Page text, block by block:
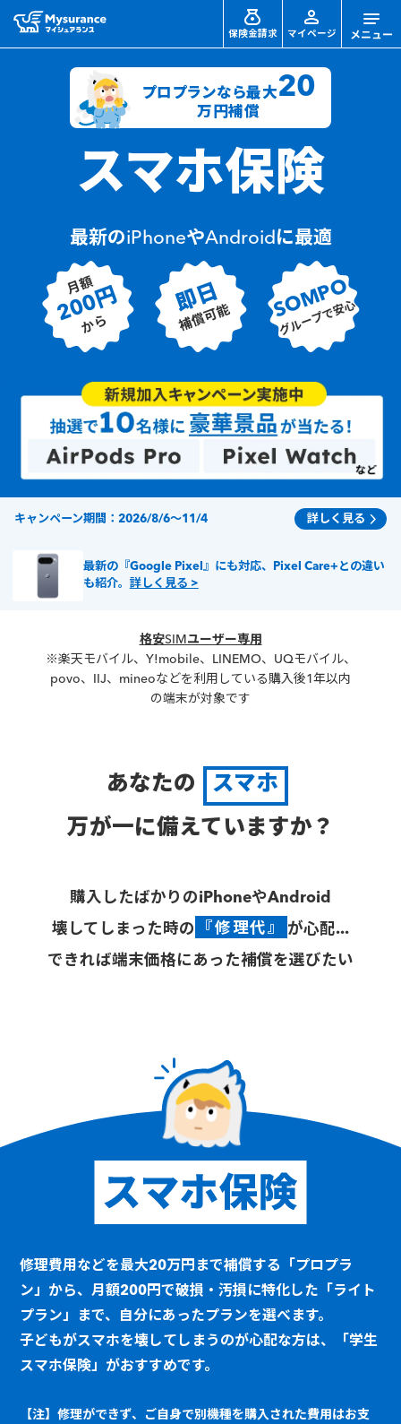
保険金請求 マイページ
プロプランなら最大20
万円補償
スマホ保険
最新のiPhoneやAndroidに最適
月額
200円
から
即日
補償可能 SOMPO
グループで安心
キャンペーン期間：2026/8/6～11/4 詳しく見る
最新の『Google Pixel』にも対応、Pixel Care+との違い
も紹介。 詳しく見る >
格安SIMユーザー専用
※楽天モバイル、Y!mobile、LINEMO、UQモバイル、
povo、IIJ、mineoなどを利用している購入後1年以内
の端末が対象です
あなたの
スマホ
万が一に備えていますか？
購入したばかりのiPhoneやAndroid
壊してしまった時の 『修理代』 が心配...
できれば端末価格にあった補償を選びたい
修理費用などを最大20万円まで補償する「プロプラ
ン」から、月額200円で破損・汚損に特化した「ライト
プラン」まで、自分にあったプランを選べます。
子どもがスマホを壊してしまうのが心配な方は、「学生
スマホ保険」がおすすめです。
【注】修理ができず、ご自身で別機種を購入された費用はお支